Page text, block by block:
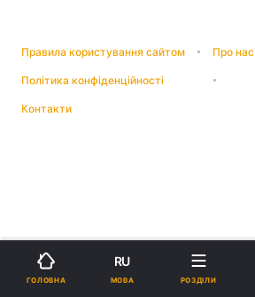
Правила користування сайтом Про нас
Політика конфіденційності
Контакти
ГОЛОВНА
RU
МОВА РОЗДІЛИ